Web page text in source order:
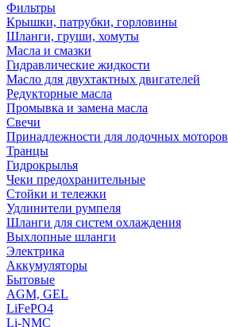
Фильтры
Крышки, патрубки, горловины
Шланги, груши, хомуты
Масла и смазки
Гидравлические жидкости
Масло для двухтактных двигателей
Редукторные масла
Промывка и замена масла
Свечи
Принадлежности для лодочных моторов
Транцы
Гидрокрылья
Чеки предохранительные
Стойки и тележки
Удлинители румпеля
Шланги для систем охлаждения
Выхлопные шланги
Электрика
Аккумуляторы
Бытовые
AGM, GEL
LiFePO4
Li-NMC